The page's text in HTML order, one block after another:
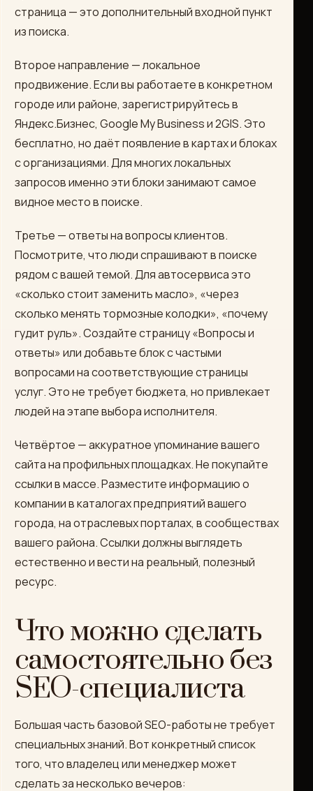
страница — это дополнительный входной пункт
из поиска.
Второе направление — локальное
продвижение. Если вы работаете в конкретном
городе или районе, зарегистрируйтесь в
Яндекс.Бизнес, Google My Business и 2GIS. Это
бесплатно, но даёт появление в картах и блоках
с организациями. Для многих локальных
запросов именно эти блоки занимают самое
видное место в поиске.
Третье — ответы на вопросы клиентов.
Посмотрите, что люди спрашивают в поиске
рядом с вашей темой. Для автосервиса это
«сколько стоит заменить масло», «через
сколько менять тормозные колодки», «почему
гудит руль». Создайте страницу «Вопросы и
ответы» или добавьте блок с частыми
вопросами на соответствующие страницы
услуг. Это не требует бюджета, но привлекает
людей на этапе выбора исполнителя.
Четвёртое — аккуратное упоминание вашего
сайта на профильных площадках. Не покупайте
ссылки в массе. Разместите информацию о
компании в каталогах предприятий вашего
города, на отраслевых порталах, в сообществах
вашего района. Ссылки должны выглядеть
естественно и вести на реальный, полезный
ресурс.
Что можно сделать
самостоятельно без
SEO-специалиста
Большая часть базовой SEO-работы не требует
специальных знаний. Вот конкретный список
того, что владелец или менеджер может
сделать за несколько вечеров: